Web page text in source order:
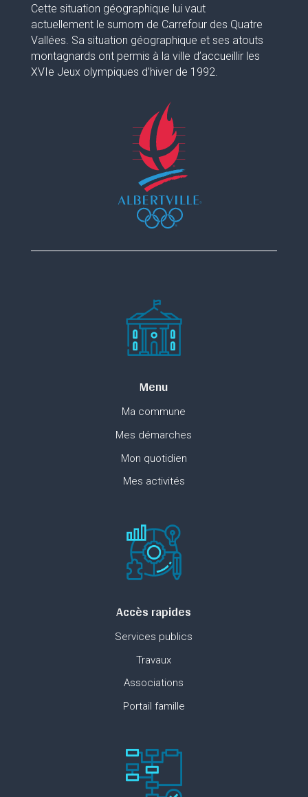
Cette situation géographique lui vaut
actuellement le surnom de Carrefour des Quatre
Vallées. Sa situation géographique et ses atouts
montagnards ont permis à la ville d’accueillir les
XVIe Jeux olympiques d’hiver de 1992.
Menu
Ma commune
Mes démarches
Mon quotidien
Mes activités
Accès rapides
Services publics
Travaux
Associations
Portail famille